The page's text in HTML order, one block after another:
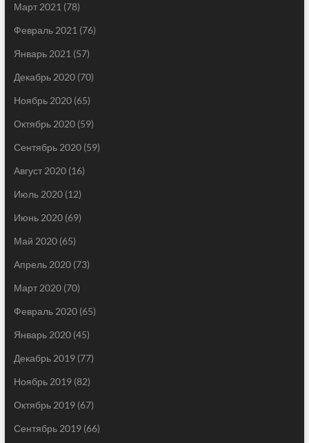
Март 2021 (78)
Февраль 2021 (76)
Январь 2021 (57)
Декабрь 2020(70)
Ноябрь 2020(65)
Октябрь 2020(59)
Сентябрь 2020(59)
Август 2020(16)
Июль 2020(12)
Июнь 2020(69)
Май 2020(65)
Апрель 2020(73)
Март 2020(70)
Февраль 2020(65)
Январь 2020(45)
Декабрь 2019(77)
Ноябрь 2019(82)
Октябрь 2019(67)
Сентябрь 2019(66)